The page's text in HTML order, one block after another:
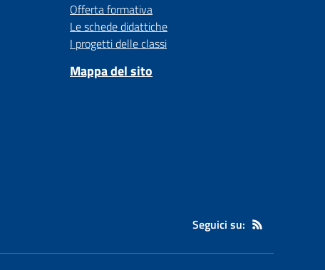
Offerta formativa
Le schede didattiche
I progetti delle classi
Mappa del sito
Seguici su: